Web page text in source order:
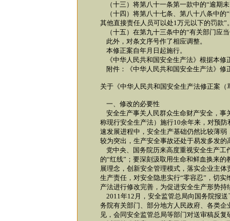
（十三）将第八十一条第一款中的“逾期
（十四）将第八十七条、第八十八条中的
其他直接责任人员可以处1万元以下的罚款”
（十五）在第九十三条中的“有关部门应
此外，对条文序号作了相应调整。
本修正案自年月日起施行。
《中华人民共和国安全生产法》根据本修
附件：《中华人民共和国安全生产法》修
关于《中华人民共和国安全生产法修正案（
一、修改的必要性
安全生产事关人民群众生命财产安全，事
称现行安全生产法）施行10余年来，对预
速发展进程中，安全生产基础仍然比较薄
较为突出，生产安全事故还处于易发多发
党中央、国务院历来高度重视安全生产工
的“红线”；要深刻汲取用生命和鲜血换来
展理念，创新安全管理模式，落实企业主
生产责任，对安全隐患实行“零容忍”，切
产法进行修改完善，为促进安全生产形势
2011年12月，安全监管总局向国务院报
务院有关部门、部分地方人民政府、各类
见，会同安全监管总局等部门对送审稿反